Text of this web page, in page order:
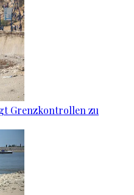
Grenzkontrollen zu